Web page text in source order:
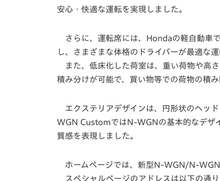
安心・快適な運転を実現しました。
さらに、運転席には、Hondaの軽自動車
し、さまざまな体格のドライバーが最適な
また、低床化した荷室は、重い荷物や高
積み分けが可能で、買い物等での荷物の積
エクステリアデザインは、円形状のヘッ
WGN CustomではN-WGNの基本的なデザ
質感を表現しました。
ホームページでは、新型N-WGN/N-WGN
スペシャルページのアドレスは以下の通り